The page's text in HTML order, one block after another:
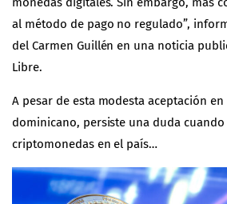
al método de pago no regulado”,
del Carmen Guillén en una noticia
Libre.
A pesar de esta modesta aceptación
dominicano, persiste una duda
criptomonedas en el país…